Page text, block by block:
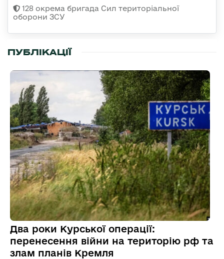
128 окрема бригада Сил територіальної
оборони ЗСУ
ПУБЛІКАЦІЇ
Два роки Курської операції:
перенесення війни на територію рф та
злам планів Кремля